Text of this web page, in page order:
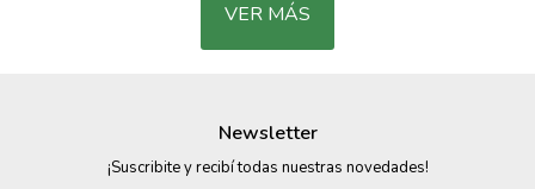
VER MÁS
Newsletter
¡Suscribite y recibí todas nuestras novedades!